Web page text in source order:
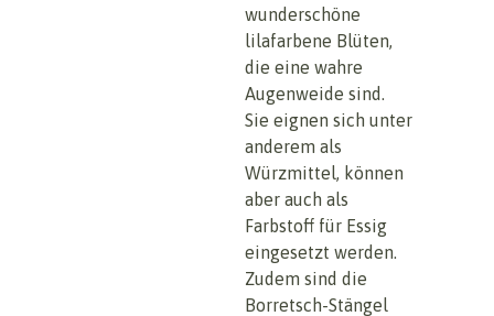
wunderschöne
lilafarbene Blüten,
die eine wahre
Augenweide sind.
Sie eignen sich unter
anderem als
Würzmittel, können
aber auch als
Farbstoff für Essig
eingesetzt werden.
Zudem sind die
Borretsch-Stängel